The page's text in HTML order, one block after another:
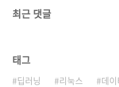
최근 댓글
태그
딥러닝 리눅스 데